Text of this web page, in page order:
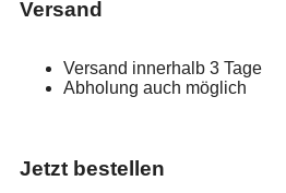
Versand
Versand innerhalb 3 Tage
Abholung auch möglich
Jetzt bestellen